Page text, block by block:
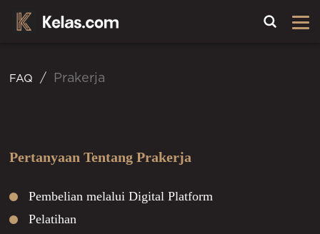
FAQ Prakerja
Pertanyaan Tentang Prakerja
Pembelian melalui Digital Platform
Pelatihan